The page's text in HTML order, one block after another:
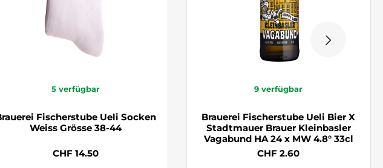
5 verfügbar
Fischerstube Ueli Socken
Weiss Grösse 38-44
CHF 14.50
9 verfügbar
Brauerei Fischerstube Ueli Bier X
Stadtmauer Brauer Kleinbasler
Vagabund HA 24 x MW 4.8° 33cl
CHF 2.60